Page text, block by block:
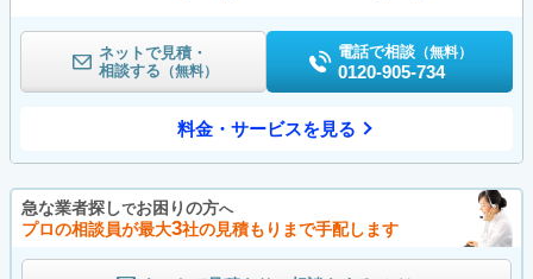
ネットで見積・
相談する （無料）
電話で相談 （無料）
0120-905-734
料金・サービスを見る
急な業者探しでお困りの方へ
プロの相談員が最大3社の見積もりまで手配します